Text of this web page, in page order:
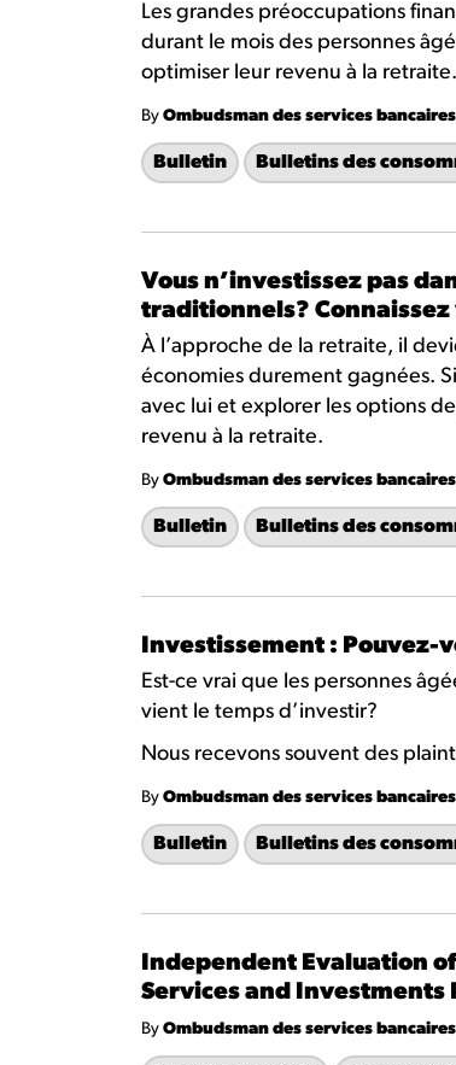
Les grandes préoccupations
durant le mois des personnes
optimiser leur revenu à la retraite.
By Ombudsman des services
Bulletin Bulletins des
Vous n’investissez pas
traditionnels? Connaissez
À l’approche de la retraite, il
économies durement gagnées.
avec lui et explorer les options
revenu à la retraite.
By Ombudsman des services
Bulletin Bulletins des
Investissement : Pouvez-
Est-ce vrai que les personnes
vient le temps d’investir?
Nous recevons souvent des
By Ombudsman des services
Bulletin Bulletins des
Independent Evaluation
Services and Investments
By Ombudsman des services